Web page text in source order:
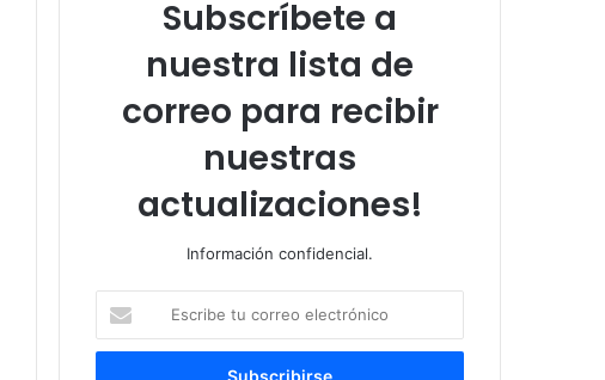
Subscríbete a
nuestra lista de
correo para recibir
nuestras
actualizaciones!
Información confidencial.
tu
correo